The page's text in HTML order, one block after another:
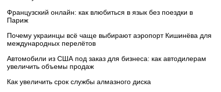
Французский онлайн: как влюбиться в язык без поездки в
Париж
Почему украинцы всё чаще выбирают аэропорт Кишинёва для
международных перелётов
Автомобили из США под заказ для бизнеса: как автодилерам
увеличить объемы продаж
Как увеличить срок службы алмазного диска